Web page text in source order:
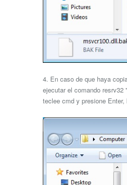
4. En caso de que haya
ejecutar el comando
teclee cmd y presione